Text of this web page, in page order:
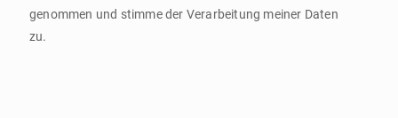
genommen und stimme der Verarbeitung meiner Daten
zu.